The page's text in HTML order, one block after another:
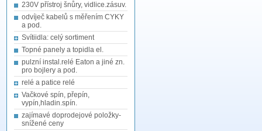
230V přístroj šnůry, vidlice.zásuv.
odvíječ kabelů s měřením CYKY
a pod.
Svítiidla: celý sortiment
Topné panely a topidla el.
pulzní instal.relé Eaton a jiné zn.
pro bojlery a pod.
relé a patice relé
Vačkové spín, přepín,
vypín,hladin.spín.
zajímavé doprodejové položky-
snížené ceny